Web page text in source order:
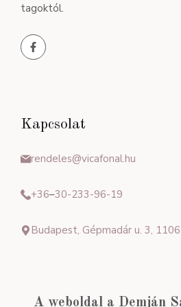
tagoktól.
Kapcsolat
rendeles@vicafonal.hu
+36–30-233-96-19
Budapest, Gépmadár u. 3,
A weboldal a Demján